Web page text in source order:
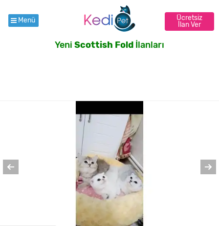
Menü
Ücretsiz
İlan Ver
Yeni Scottish Fold İlanları